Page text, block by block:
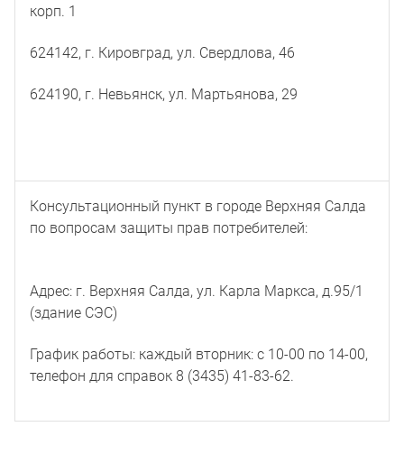
корп. 1
624142, г. Кировград, ул. Свердлова, 46
624190, г. Невьянск, ул. Мартьянова, 29
Консультационный пункт в городе Верхняя Салда
по вопросам защиты прав потребителей:
Адрес: г. Верхняя Салда, ул. Карла Маркса, д.95/1
(здание СЭС)
График работы: каждый вторник: с 10-00 по 14-00,
телефон для справок 8 (3435) 41-83-62.